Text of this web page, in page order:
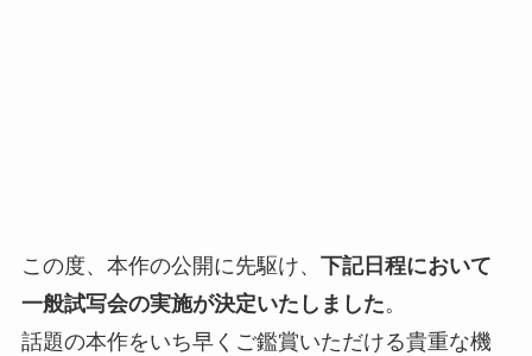
この度、本作の公開に先駆け、 下記日程において
一般試写会の実施が決定いたしました。
話題の本作をいち早くご鑑賞いただける貴重な機